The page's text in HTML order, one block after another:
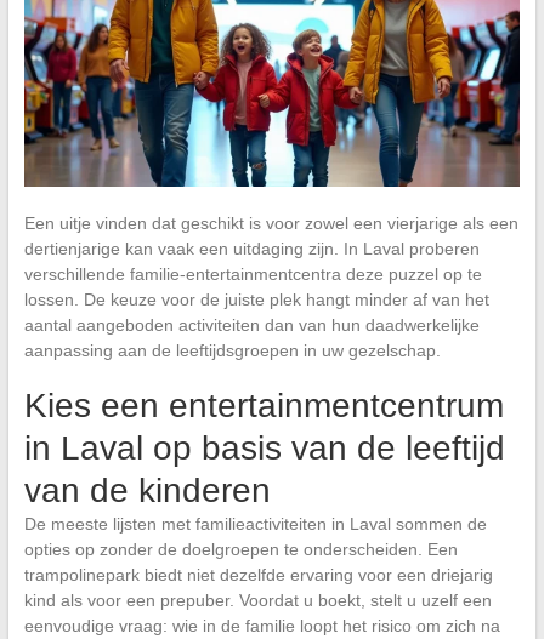
Een uitje vinden dat geschikt is voor zowel een vierjarige als een
dertienjarige kan vaak een uitdaging zijn. In Laval proberen
verschillende familie-entertainmentcentra deze puzzel op te
lossen. De keuze voor de juiste plek hangt minder af van het
aantal aangeboden activiteiten dan van hun daadwerkelijke
aanpassing aan de leeftijdsgroepen in uw gezelschap.
Kies een entertainmentcentrum
in Laval op basis van de leeftijd
van de kinderen
De meeste lijsten met familieactiviteiten in Laval sommen de
opties op zonder de doelgroepen te onderscheiden. Een
trampolinepark biedt niet dezelfde ervaring voor een driejarig
kind als voor een prepuber. Voordat u boekt, stelt u uzelf een
eenvoudige vraag: wie in de familie loopt het risico om zich na